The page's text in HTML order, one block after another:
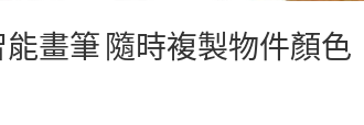
能畫筆 隨時複製物件顏色